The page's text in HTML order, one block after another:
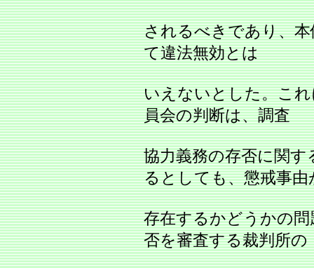
されるべきであり、
て違法無効とは
いえないとした。こ
員会の判断は、調査
協力義務の存否に関
るとしても、懲戒事由
存在するかどうかの
否を審査する裁判所の